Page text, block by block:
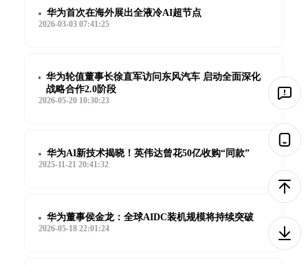
华为首次在海外展出全液冷AI超节点
2026-03-03 07:41:25
华为轮值董事长徐直军访问东风汽车 启动全面深化
战略合作2.0阶段
2026-05-20 10:30:23
华为AI新技术揭晓！英伟达曾花50亿收购“同款”
2025-11-21 20:41:32
华为董事侯金龙：全球AIDC装机规模将持续突破
2026-05-18 22:01:24